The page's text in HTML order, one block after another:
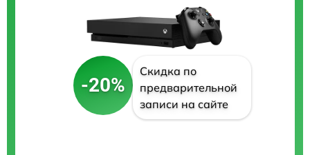
-20%
Скидка по
предварительной
записи на сайте